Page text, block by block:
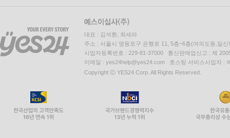
대표 : 김석환, 최세라
주소 : 서울시 영등포구 은행로 11, 5층~6층(여의도동,일신
사업자등록번호 : 229-81-37000 통신판매업신고 : 제
이메일 : yes24help@yes24.com 호스팅 서비스사업자 :
Copyright ⓒ YES24 Corp. All Rights Reserved.